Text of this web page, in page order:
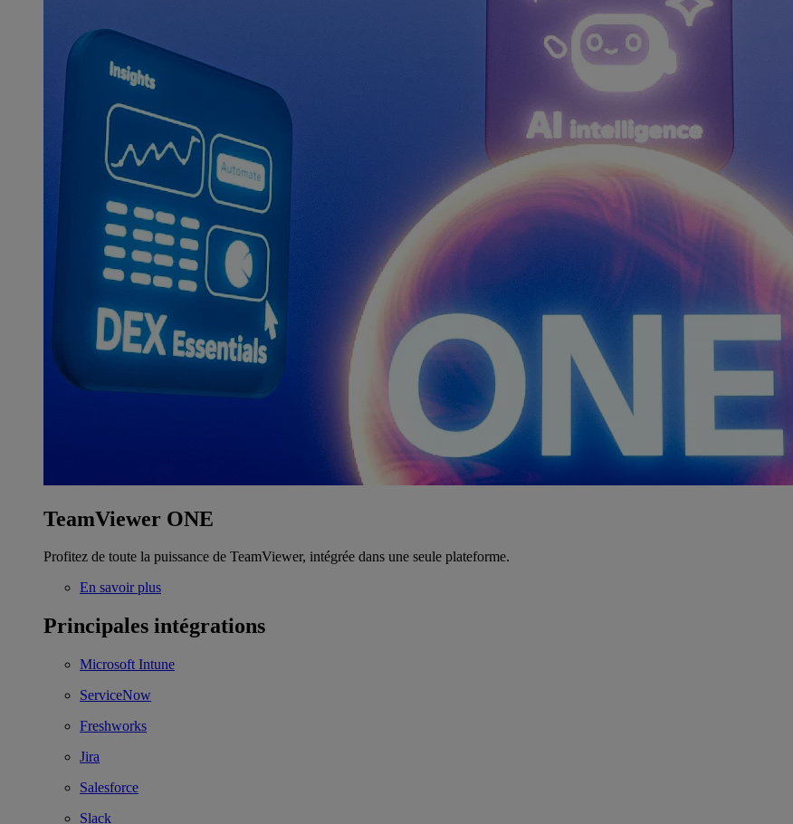
TeamViewer ONE
Profitez de toute la puissance de TeamViewer, intégrée dans une seule plateforme.
En savoir plus
Principales intégrations
Microsoft Intune
ServiceNow
Freshworks
Jira
Salesforce
Slack